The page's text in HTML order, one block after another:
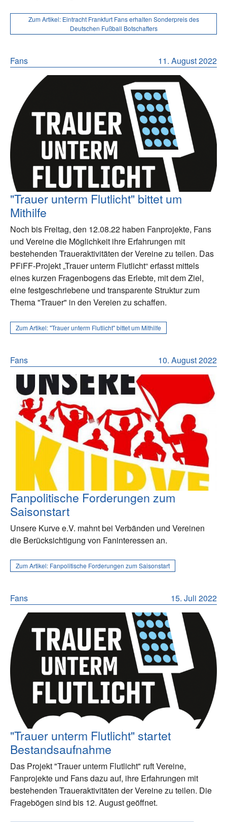
Zum Artikel: Eintracht Frankfurt Fans erhalten Sonderpreis des
Deutschen Fußball Botschafters
11. August 2022
Fans
"Trauer unterm Flutlicht" bittet um
Mithilfe
Noch bis Freitag, den 12.08.22 haben Fanprojekte, Fans
und Vereine die Möglichkeit ihre Erfahrungen mit
bestehenden Traueraktivitäten der Vereine zu teilen. Das
PFiFF-Projekt „Trauer unterm Flutlicht“ erfasst mittels
eines kurzen Fragenbogens das Erlebte, mit dem Ziel,
eine festgeschriebene und transparente Struktur zum
Thema "Trauer" in den Vereien zu schaffen.
Zum Artikel:"Trauer unterm Flutlicht" bittet um Mithilfe
10. August 2022
Fans
Fanpolitische Forderungen zum
Saisonstart
Unsere Kurve e.V. mahnt bei Verbänden und Vereinen
die Berücksichtigung von Faninteressen an.
Zum Artikel: Fanpolitische Forderungen zum Saisonstart
15. Juli 2022
Fans
"Trauer unterm Flutlicht" startet
Bestandsaufnahme
Das Projekt "Trauer unterm Flutlicht" ruft Vereine,
Fanprojekte und Fans dazu auf, ihre Erfahrungen mit
bestehenden Traueraktivitäten der Vereine zu teilen. Die
Fragebögen sind bis 12. August geöffnet.